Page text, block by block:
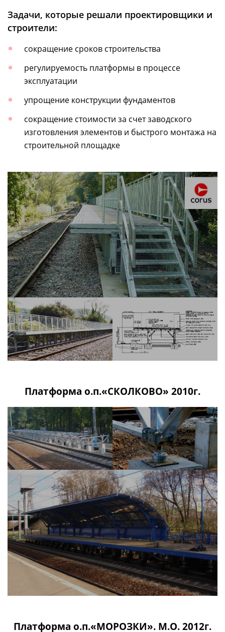
Задачи, которые решали проектировщики и
строители:
сокращение сроков строительства
регулируемость платформы в процессе
эксплуатации
упрощение конструкции фундаментов
сокращение стоимости за счет заводского
изготовления элементов и быстрого монтажа на
строительной площадке
Платформа о.п.«СКОЛКОВО» 2010г.
Платформа о.п.«МОРОЗКИ». М.О. 2012г.